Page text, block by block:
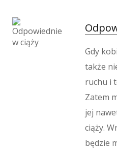
Gdy
także
ruchu i
Zatem
jej
ciąży.
będzie